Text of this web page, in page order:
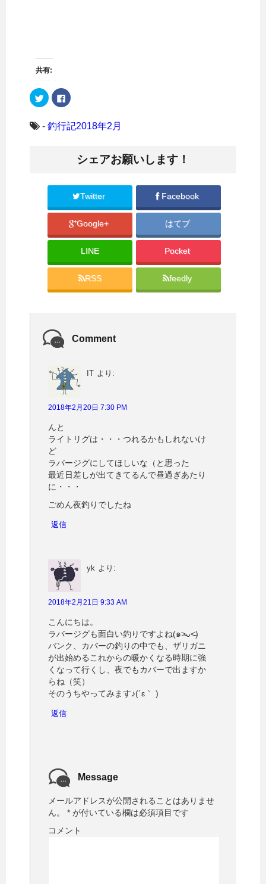
共有:
ク
リ
し
て
で
ウ
ウ
き
F
a
b
o
は
リ
ク
て
い
し
で
す
- 釣行記2018年2月
シェアお願いします！
Twitter Facebook
Google+ はてブ
LINE Pocket
RSS feedly
Comment
IT より:
2018年2月20日 7:30 PM
んと
ライトリグは・・・つれるかもしれないけ
ど
ラバージグにしてほしいな（と思った
最近日差しが出てきてるんで昼過ぎあたり
に・・・
ごめん夜釣りでしたね
返信
yk より:
2018年2月21日 9:33 AM
こんにちは。
ラバージグも面白い釣りですよね(๑˃̵ᴗ˂̵)
バンク、カバーの釣りの中でも、ザリガニ
が出始めるこれからの暖かくなる時期に強
くなって行くし、夜でもカバーで出ますか
らね（笑）
そのうちやってみます♪(´ε｀ )
返信
Message
メールアドレスが公開されることはありませ
ん。
* が付いている欄は必須項目です
コメント